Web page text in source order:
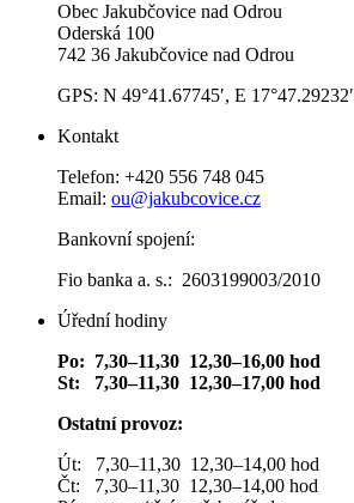
Obec Jakubčovice nad Odrou
Oderská 100
742 36 Jakubčovice nad Odrou
GPS: N 49°41.67745′, E 17°47.29232′
Kontakt
Telefon: +420 556 748 045
Email: ou@jakubcovice.cz
Bankovní spojení:
Fio banka a. s.: 2603199003/2010
Úřední hodiny
Po: 7,30–11,30 12,30–16,00 hod
St: 7,30–11,30 12,30–17,00 hod
Ostatní provoz:
Út: 7,30–11,30 12,30–14,00 hod
Čt: 7,30–11,30 12,30–14,00 hod